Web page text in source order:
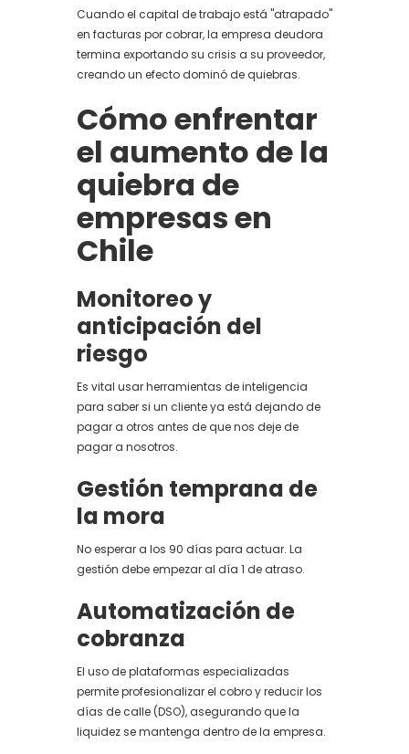
Cuando el capital de trabajo está "atrapado"
en facturas por cobrar, la empresa deudora
termina exportando su crisis a su proveedor,
creando un efecto dominó de quiebras.
Cómo enfrentar
el aumento de la
quiebra de
empresas en
Chile
Monitoreo y
anticipación del
riesgo
Es vital usar herramientas de inteligencia
para saber si un cliente ya está dejando de
pagar a otros antes de que nos deje de
pagar a nosotros.
Gestión temprana de
la mora
No esperar a los 90 días para actuar. La
gestión debe empezar al día 1 de atraso.
Automatización de
cobranza
El uso de plataformas especializadas
permite profesionalizar el cobro y reducir los
días de calle (DSO), asegurando que la
liquidez se mantenga dentro de la empresa.